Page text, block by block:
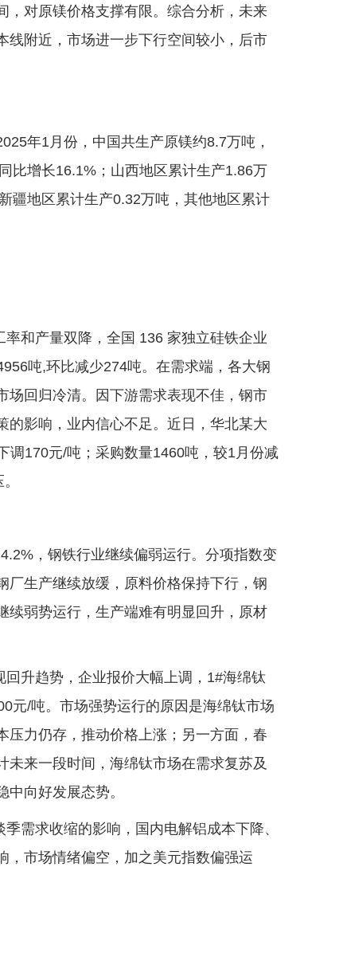
，对原镁价格支撑有限。综合分析，未来
线附近，市场进一步下行空间较小，后市
年1月份，中国共生产原镁约8.7万吨，
比增长16.1%；山西地区累计生产1.86万
疆地区累计生产0.32万吨，其他地区累计
和产量双降，全国 136 家独立硅铁企业
吨,环比减少274吨。在需求端，各大钢
场回归冷清。因下游需求表现不佳，钢市
的影响，业内信心不足。近日，华北某大
调170元/吨；采购数量1460吨，较1月份减
，钢铁行业继续偏弱运行。分项指数变
厂生产继续放缓，原料价格保持下行，钢
续弱势运行，生产端难有明显回升，原材
升趋势，企业报价大幅上调，1#海绵钛
元/吨。市场强势运行的原因是海绵钛市场
压力仍存，推动价格上涨；另一方面，春
来一段时间，海绵钛市场在需求复苏及
向好发展态势。
需求收缩的影响，国内电解铝成本下降、
，市场情绪偏空，加之美元指数偏强运